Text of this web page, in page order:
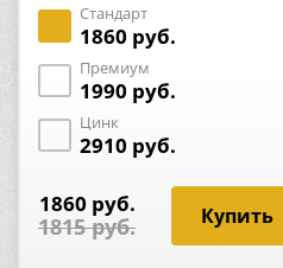
Стандарт
1860 руб.
Премиум
1990 руб.
Цинк
2910 руб.
1860 руб.
1815 руб.